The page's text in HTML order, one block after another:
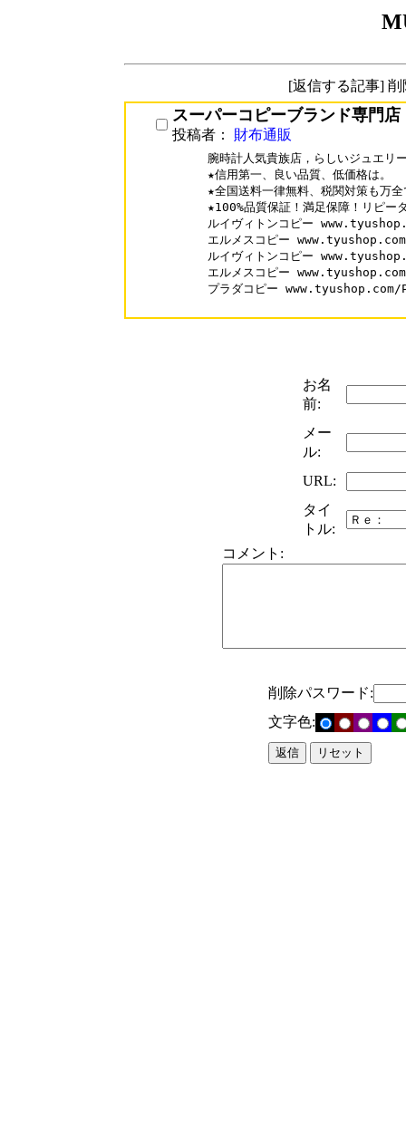
[返信する記事]
スーパーコピーブランド専門店
投稿者： 財布通販
腕時計人気貴族店，らしいジュエリ
★信用第一、良い品質、低価格は。
★全国送料一律無料、税関対策も万全
★100%品質保証！満足保障！リピー
ルイヴィトンコピー
エルメスコピー
ルイヴィトンコピー
エルメスコピー
プラダコピー
お名
前:
メー
ル:
URL:
タイ
トル:
コメント:
削除パスワード:
文字色: